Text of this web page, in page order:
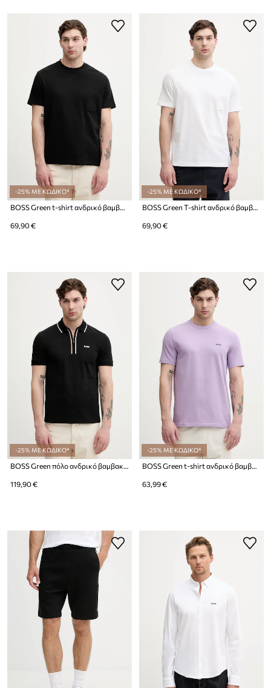
-25% ΜΕ ΚΩΔΙΚΟ*
69,90 €
-25% ΜΕ ΚΩΔΙΚΟ*
69,90 €
-25% ΜΕ ΚΩΔΙΚΟ*
BOSS Green πόλο ανδρικό βαμβακερό με ελαστάν
119,90 €
-25% ΜΕ ΚΩΔΙΚΟ*
BOSS Green t-shirt ανδρικό βαμβακερό με ελαστάν Tee
63,99 €